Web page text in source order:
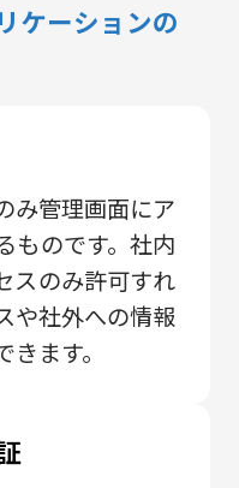
ケーションの
み管理画面にア
ものです。社内
スのみ許可すれ
や社外への情報
ます。